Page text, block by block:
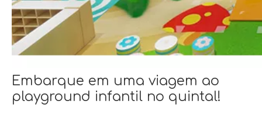
Embarque em uma viagem ao
playground infantil no quintal!